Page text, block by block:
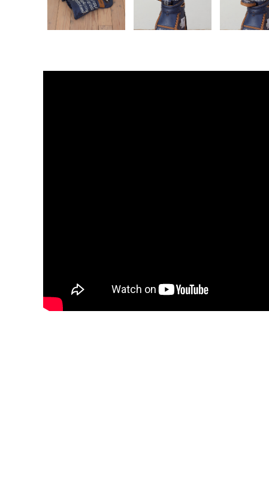
Warning: Undefined variable $attributes in
golf.co.jp/public_html/wordpress/wp-content/
on line